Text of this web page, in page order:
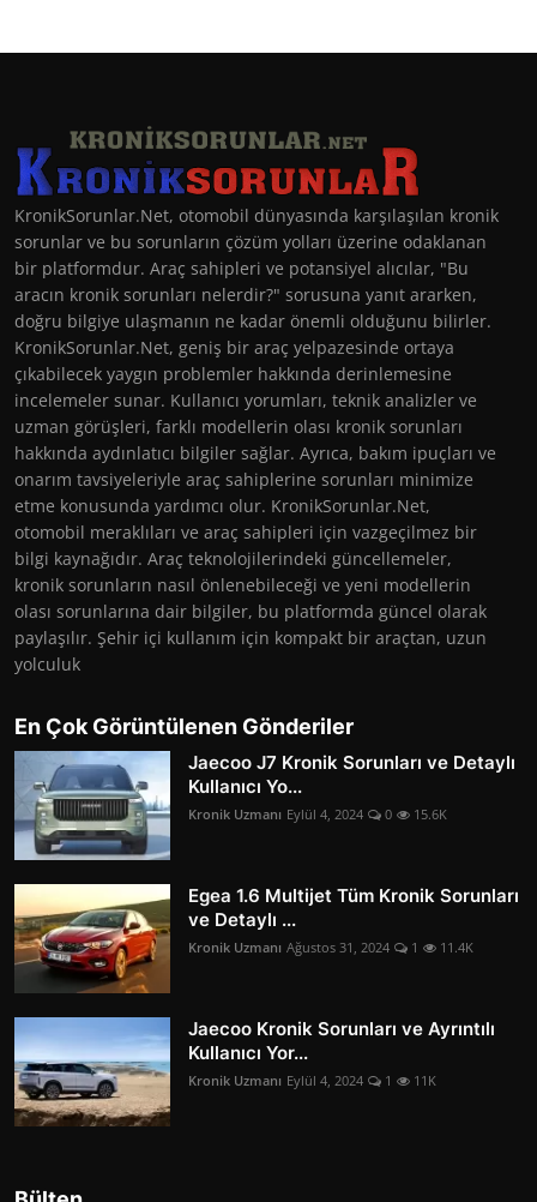
KronikSorunlar.Net, otomobil dünyasında karşılaşılan kronik
sorunlar ve bu sorunların çözüm yolları üzerine odaklanan
bir platformdur. Araç sahipleri ve potansiyel alıcılar, "Bu
aracın kronik sorunları nelerdir?" sorusuna yanıt ararken,
doğru bilgiye ulaşmanın ne kadar önemli olduğunu bilirler.
KronikSorunlar.Net, geniş bir araç yelpazesinde ortaya
çıkabilecek yaygın problemler hakkında derinlemesine
incelemeler sunar. Kullanıcı yorumları, teknik analizler ve
uzman görüşleri, farklı modellerin olası kronik sorunları
hakkında aydınlatıcı bilgiler sağlar. Ayrıca, bakım ipuçları ve
onarım tavsiyeleriyle araç sahiplerine sorunları minimize
etme konusunda yardımcı olur. KronikSorunlar.Net,
otomobil meraklıları ve araç sahipleri için vazgeçilmez bir
bilgi kaynağıdır. Araç teknolojilerindeki güncellemeler,
kronik sorunların nasıl önlenebileceği ve yeni modellerin
olası sorunlarına dair bilgiler, bu platformda güncel olarak
paylaşılır. Şehir içi kullanım için kompakt bir araçtan, uzun
yolculuk
En Çok Görüntülenen Gönderiler
Jaecoo J7 Kronik Sorunları ve Detaylı
Kullanıcı Yo...
Kronik Uzmanı Eylül 4, 2024 0 15.6K
Egea 1.6 Multijet Tüm Kronik Sorunları
ve Detaylı ...
Kronik Uzmanı Ağustos 31, 2024 1 11.4K
Jaecoo Kronik Sorunları ve Ayrıntılı
Kullanıcı Yor...
Kronik Uzmanı Eylül 4, 2024 1 11K